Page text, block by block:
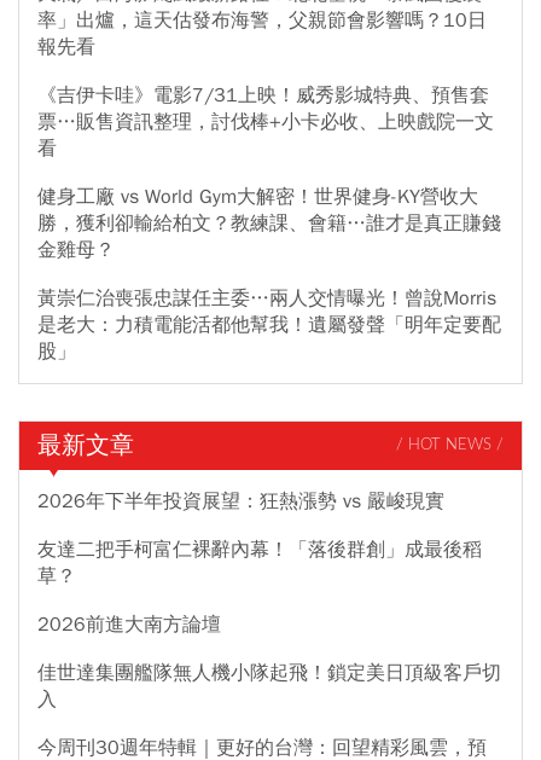
率」出爐，這天估發布海警，父親節會影響嗎？10日
報先看
《吉伊卡哇》電影7/31上映！威秀影城特典、預售套
票…販售資訊整理，討伐棒+小卡必收、上映戲院一文
看
健身工廠 vs World Gym大解密！世界健身-KY營收大
勝，獲利卻輸給柏文？教練課、會籍…誰才是真正賺錢
金雞母？
黃崇仁治喪張忠謀任主委…兩人交情曝光！曾說Morris
是老大：力積電能活都他幫我！遺屬發聲「明年定要配
股」
最新文章 / HOT NEWS /
2026年下半年投資展望：狂熱漲勢 vs 嚴峻現實
友達二把手柯富仁裸辭內幕！「落後群創」成最後稻
草？
2026前進大南方論壇
佳世達集團艦隊無人機小隊起飛！鎖定美日頂級客戶切
入
今周刊30週年特輯｜更好的台灣：回望精彩風雲，預